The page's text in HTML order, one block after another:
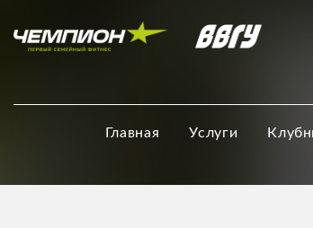
Главная Услуги